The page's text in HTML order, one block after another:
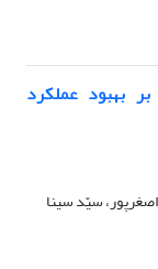
بهبود عملکرد
سیّد سینا